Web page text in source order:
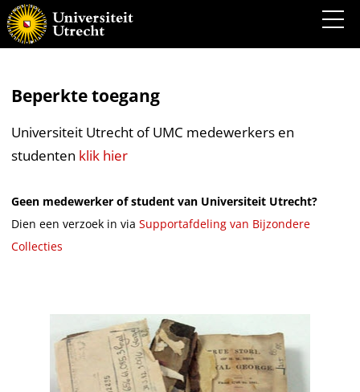
Beperkte toegang
Universiteit Utrecht of UMC medewerkers en
studenten klik hier
Geen medewerker of student van Universiteit Utrecht?
Dien een verzoek in via Supportafdeling van Bijzondere
Collecties